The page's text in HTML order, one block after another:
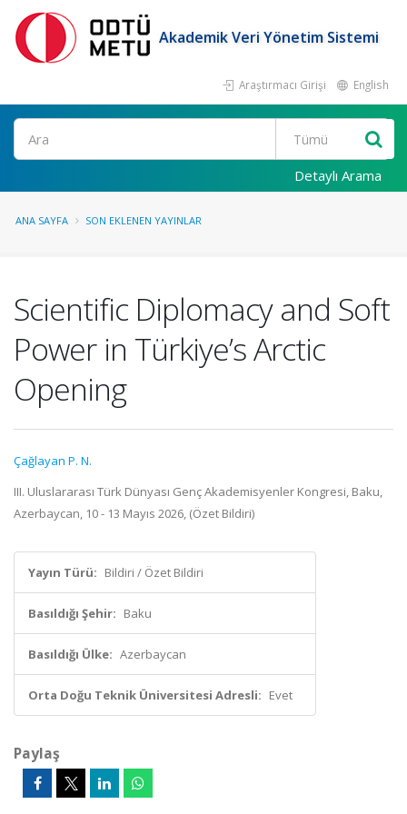
Akademik Veri Yönetim Sistemi
Araştırmacı Girişi English
Ara
Detaylı Arama
ANA SAYFA SON EKLENEN YAYINLAR
Scientific Diplomacy and Soft
Power in Türkiye’s Arctic
Opening
Çağlayan P. N.
III. Uluslararası Türk Dünyası Genç Akademisyenler Kongresi, Baku,
Azerbaycan, 10 - 13 Mayıs 2026, (Özet Bildiri)
Yayın Türü: Bildiri / Özet Bildiri
Basıldığı Şehir: Baku
Basıldığı Ülke: Azerbaycan
Orta Doğu Teknik Üniversitesi Adresli: Evet
Paylaş